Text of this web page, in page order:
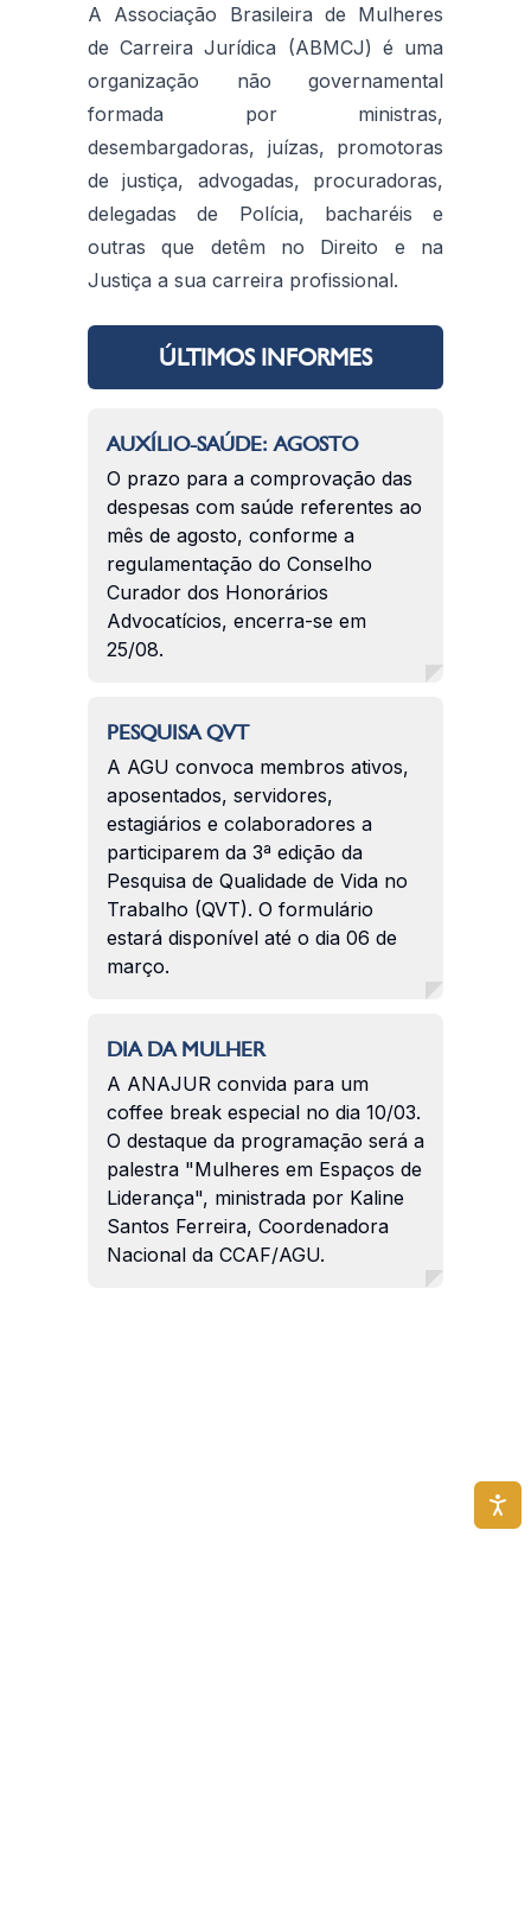
A Associação Brasileira de Mulheres
de Carreira Jurídica (ABMCJ) é uma
organização não governamental
formada por ministras,
desembargadoras, juízas, promotoras
de justiça, advogadas, procuradoras,
delegadas de Polícia, bacharéis e
outras que detêm no Direito e na
Justiça a sua carreira profissional.
ÚLTIMOS INFORMES
AUXÍLIO-SAÚDE: AGOSTO
O prazo para a comprovação das
despesas com saúde referentes ao
mês de agosto, conforme a
regulamentação do Conselho
Curador dos Honorários
Advocatícios, encerra-se em
25/08.
PESQUISA QVT
A AGU convoca membros ativos,
aposentados, servidores,
estagiários e colaboradores a
participarem da 3ª edição da
Pesquisa de Qualidade de Vida no
Trabalho (QVT). O formulário
estará disponível até o dia 06 de
março.
DIA DA MULHER
A ANAJUR convida para um
coffee break especial no dia 10/03.
O destaque da programação será a
palestra "Mulheres em Espaços de
Liderança", ministrada por Kaline
Santos Ferreira, Coordenadora
Nacional da CCAF/AGU.